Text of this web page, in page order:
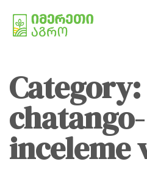
Category:
chatango-
inceleme